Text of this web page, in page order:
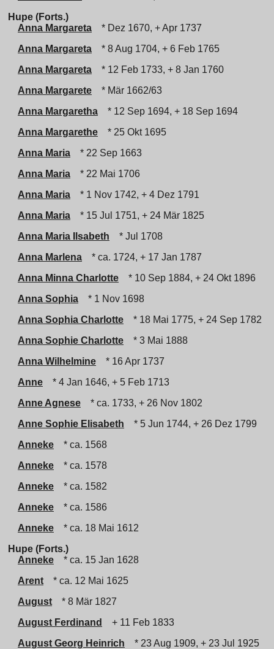
Hupe (Forts.)
Anna Margareta
* Dez 1670, + Apr 1737
Anna Margareta
* 8 Aug 1704, + 6 Feb 1765
Anna Margareta
* 12 Feb 1733, + 8 Jan 1760
Anna Margarete
* Mär 1662/63
Anna Margaretha
* 12 Sep 1694, + 18 Sep 1694
Anna Margarethe
* 25 Okt 1695
Anna Maria
* 22 Sep 1663
Anna Maria
* 22 Mai 1706
Anna Maria
* 1 Nov 1742, + 4 Dez 1791
Anna Maria
* 15 Jul 1751, + 24 Mär 1825
Anna Maria Ilsabeth
* Jul 1708
Anna Marlena
* ca. 1724, + 17 Jan 1787
Anna Minna Charlotte
* 10 Sep 1884, + 24 Okt 1896
Anna Sophia
* 1 Nov 1698
Anna Sophia Charlotte
* 18 Mai 1775, + 24 Sep 1782
Anna Sophie Charlotte
* 3 Mai 1888
Anna Wilhelmine
* 16 Apr 1737
Anne
* 4 Jan 1646, + 5 Feb 1713
Anne Agnese
* ca. 1733, + 26 Nov 1802
Anne Sophie Elisabeth
* 5 Jun 1744, + 26 Dez 1799
Anneke
* ca. 1568
Anneke
* ca. 1578
Anneke
* ca. 1582
Anneke
* ca. 1586
Anneke
* ca. 18 Mai 1612
Hupe (Forts.)
Anneke
* ca. 15 Jan 1628
Arent
* ca. 12 Mai 1625
August
* 8 Mär 1827
August Ferdinand
+ 11 Feb 1833
August Georg Heinrich
* 23 Aug 1909, + 23 Jul 1925